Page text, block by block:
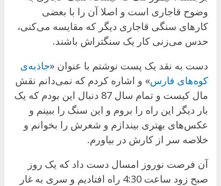
وضوح قاجاری است و اصلا آن را با بعضی
کارهای سنگی قاجاری دیگر که مقایسه می‌کنی،
حدس می‌زنی کار یک سنگتراش باشند.
دست به نقد یک پست نوشتم با عنوان «جاذبه‌ی
کوه‌های فارس» و اشاره کردم که نمی‌دانم نقش
مال کیست و تمام سال 87 دنبال این بودم که یک
بار دیگر این راه را بروم و این سنگ را ببینم و
عکس‌های بهتری بیندازم و شعرش را بخوانم و
خلاصه سر از کارش در بیاورم.
آن فرصت نوروز امسال دست داد که یک روز
صبح زود ساعت 4:30 راه افتادیم و سری به غار